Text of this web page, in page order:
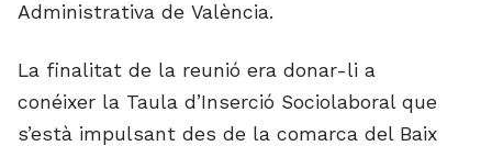
Administrativa de València.
La finalitat de la reunió era donar-li a
conéixer la Taula d’Inserció Sociolaboral que
s’està impulsant des de la comarca del Baix